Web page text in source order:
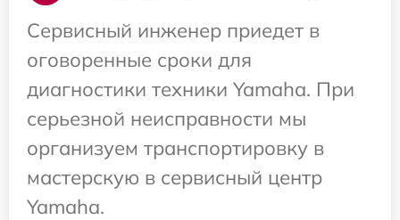
Сервисный инженер приедет в
оговоренные сроки для
диагностики техники Yamaha. При
серьезной неисправности мы
организуем транспортировку в
мастерскую в сервисный центр
Yamaha.